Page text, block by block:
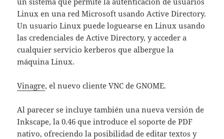
Linux en una red Microsoft usando Active Directory.
Un usuario Linux puede loguearse en Linux usando
las credenciales de Active Directory, y acceder a
cualquier servicio kerberos que albergue la
máquina Linux.
Vinagre, el nuevo cliente VNC de GNOME.
Al parecer se incluye también una nueva versión de
Inkscape, la 0.46 que introduce el soporte de PDF
nativo, ofreciendo la posibilidad de editar textos y